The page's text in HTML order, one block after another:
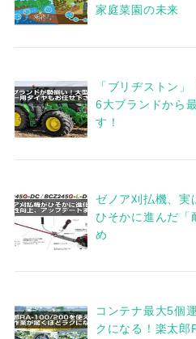
家庭菜園の未来
「ブリヂストン
6大ブランドから
す！
ゼノア刈払機、実
ひそかに進んだ「
め
コンテナ最大5個
クになる！楽太郎